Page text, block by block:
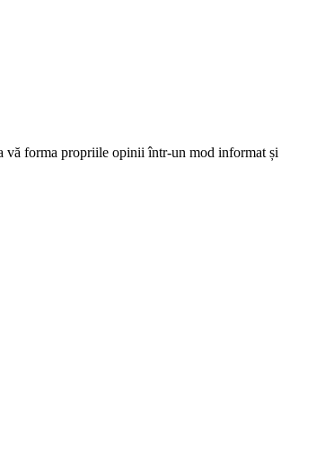
vă forma propriile opinii într-un mod informat și